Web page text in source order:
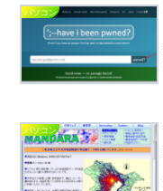
パソコン
パソコン